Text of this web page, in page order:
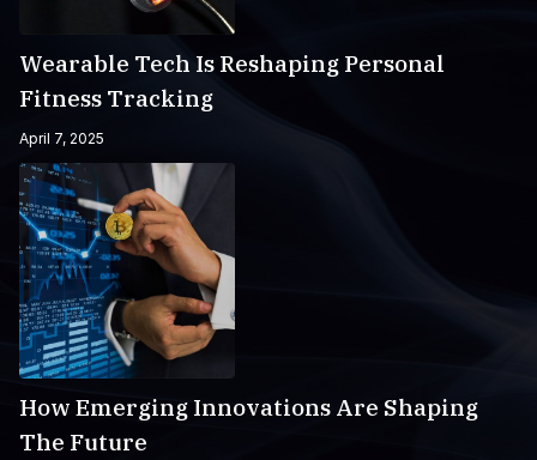
Wearable Tech Is Reshaping Personal
Fitness Tracking
April 7, 2025
How Emerging Innovations Are Shaping
The Future